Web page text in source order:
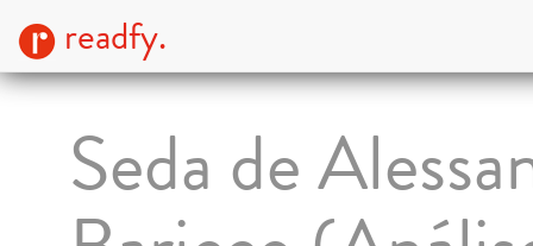
readfy.
Seda de